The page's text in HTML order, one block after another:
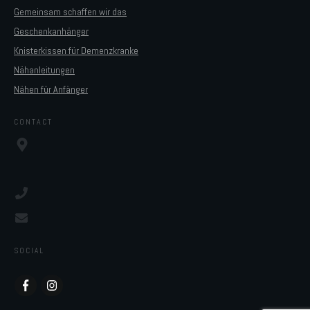
Gemeinsam schaffen wir das
Geschenkanhänger
Knisterkissen für Demenzkranke
Nähanleitungen
Nähen für Anfänger
CONTACT
SOCIAL